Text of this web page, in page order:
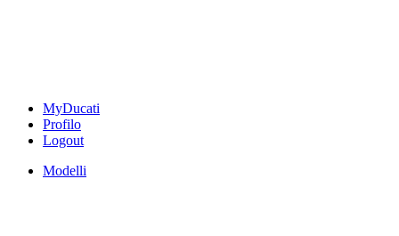
MyDucati
Profilo
Logout
Modelli